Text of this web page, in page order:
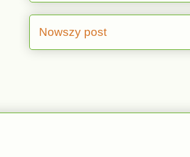
Nowszy post